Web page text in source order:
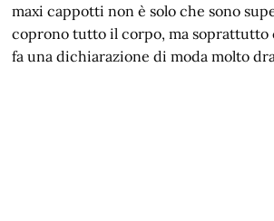
maxi cappotti non è solo che sono
coprono tutto il corpo, ma soprattutto
fa una dichiarazione di moda molto